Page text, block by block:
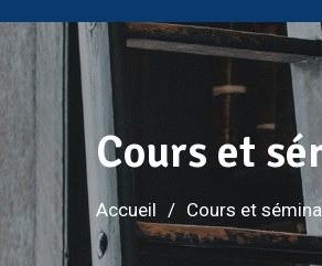
Cours et
Accueil Cours et